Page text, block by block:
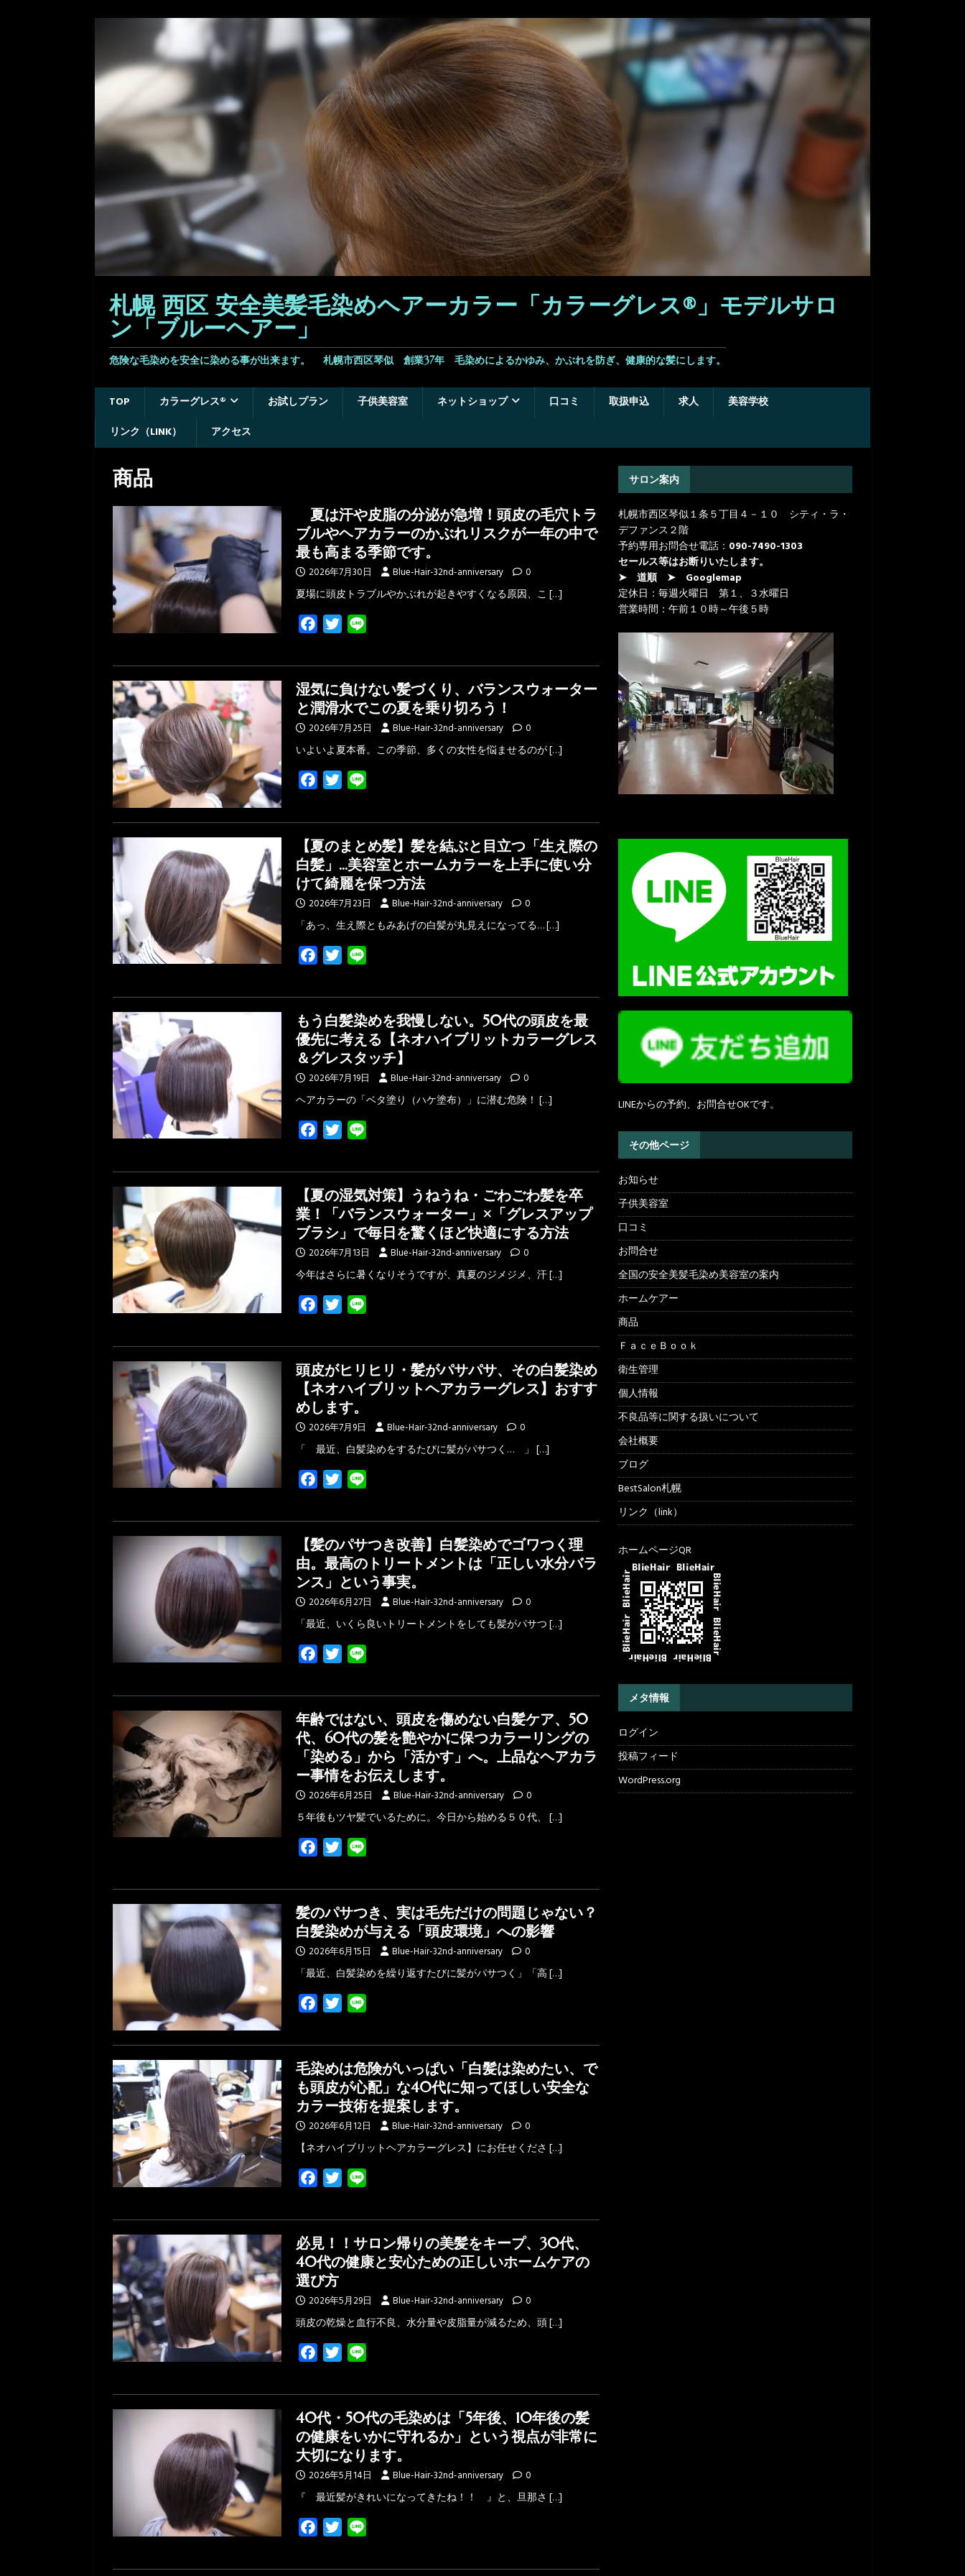
札幌 西区 安全美髪毛染めヘアーカラー「カラーグレス®」モデルサロ
ン「ブルーヘアー」
危険な毛染めを安全に染める事が出来ます。 札幌市西区琴似 創業37年 毛染めによるかゆみ、かぶれを防ぎ、健康的な髪にします。
TOP カラーグレス® お試しプラン 子供美容室 ネットショップ 口コミ 取扱申込 求人
美容学校
リンク（LINK）
アクセス
商品
夏は汗や皮脂の分泌が急増！頭皮の毛穴トラ
ブルやヘアカラーのかぶれリスクが一年の中で
最も高まる季節です。
2026年7月30日 Blue-Hair-32nd-anniversary 0
夏場に頭皮トラブルやかぶれが起きやすくなる原因、こ […]
c
e
b
o
o
k
i
t
t
e
r
n
e
湿気に負けない髪づくり、バランスウォーター
と潤滑水でこの夏を乗り切ろう！
2026年7月25日 Blue-Hair-32nd-anniversary 0
いよいよ夏本番。この季節、多くの女性を悩ませるのが[…]
c
e
b
o
o
k
i
t
t
e
r
n
e
【夏のまとめ髪】髪を結ぶと目立つ「生え際の
白髪」…美容室とホームカラーを上手に使い分
けて綺麗を保つ方法
2026年7月23日 Blue-Hair-32nd-anniversary 0
「あっ、生え際ともみあげの白髪が丸見えになってる…[…]
c
e
b
o
o
k
i
t
t
e
r
n
e
もう白髪染めを我慢しない。50代の頭皮を最
優先に考える【ネオハイブリットカラーグレス
＆グレスタッチ】
2026年7月19日 Blue-Hair-32nd-anniversary 0
ヘアカラーの「ベタ塗り（ハケ塗布）」に潜む危険！ […]
c
e
b
o
o
k
i
t
t
e
r
n
e
【夏の湿気対策】うねうね・ごわごわ髪を卒
業！「バランスウォーター」×「グレスアップ
ブラシ」で毎日を驚くほど快適にする方法
2026年7月13日 Blue-Hair-32nd-anniversary 0
今年はさらに暑くなりそうですが、真夏のジメジメ、汗[…]
c
e
b
o
o
k
i
t
t
e
r
n
e
頭皮がヒリヒリ・髪がパサパサ、その白髪染め
【ネオハイブリットヘアカラーグレス】おすす
めします。
2026年7月9日 Blue-Hair-32nd-anniversary 0
「 最近、白髪染めをするたびに髪がパサつく… 」 […]
c
e
b
o
o
k
i
t
e
r
n
【髪のパサつき改善】白髪染めでゴワつく理
由。最高のトリートメントは「正しい水分バラ
ンス」という事実。
2026年6月27日 Blue-Hair-32nd-anniversary 0
「最近、いくら良いトリートメントをしても髪がパサつ[…]
c
e
b
o
o
k
i
t
t
e
r
n
e
年齢ではない、頭皮を傷めない白髪ケア、50
代、60代の髪を艶やかに保つカラーリングの
「染める」から「活かす」へ。上品なヘアカラ
ー事情をお伝えします。
2026年6月25日 Blue-Hair-32nd-anniversary 0
５年後もツヤ髪でいるために。今日から始める５０代、 […]
c
e
b
o
o
k
i
t
t
e
r
n
髪のパサつき、実は毛先だけの問題じゃない？
白髪染めが与える「頭皮環境」への影響
2026年6月15日 Blue-Hair-32nd-anniversary 0
「最近、白髪染めを繰り返すたびに髪がパサつく」「高[…]
c
e
b
o
o
k
i
t
t
e
r
n
e
毛染めは危険がいっぱい「白髪は染めたい、で
も頭皮が心配」な40代に知ってほしい安全な
カラー技術を提案します。
2026年6月12日 Blue-Hair-32nd-anniversary 0
【ネオハイブリットヘアカラーグレス】にお任せくださ […]
c
e
b
o
o
k
i
t
t
e
n
e
必見！！サロン帰りの美髪をキープ、30代、
40代の健康と安心ための正しいホームケアの
選び方
2026年5月29日 Blue-Hair-32nd-anniversary 0
頭皮の乾燥と血行不良、水分量や皮脂量が減るため、頭[…]
c
e
b
o
o
k
i
t
t
e
r
n
e
40代・50代の毛染めは「5年後、10年後の髪
の健康をいかに守れるか」という視点が非常に
大切になります。
2026年5月14日 Blue-Hair-32nd-anniversary 0
『 最近髪がきれいになってきたね！！ 』と、旦那さ […]
c
i
n
サロン案内
札幌市西区琴似１条５丁目４－１０ シティ・ラ・
デファンス２階
予約専用お問合せ電話： 090-7490-1303
セールス等はお断りいたします。
➤ 道順
➤ Googlemap
定休日：毎週火曜日 第１、３水曜日
営業時間：午前１０時～午後５時
LINEからの予約、お問合せOKです。
その他ページ
お知らせ
子供美容室
口コミ
お問合せ
全国の安全美髪毛染め美容室の案内
ホームケアー
商品
ＦａｃｅＢｏｏｋ
衛生管理
個人情報
不良品等に関する扱いについて
会社概要
ブログ
BestSalon札幌
リンク（link）
ホームページQR
メタ情報
ログイン
投稿フィード
WordPress.org